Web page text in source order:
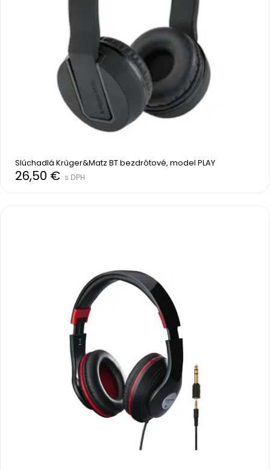
Slúchadlá Krűger&Matz BT bezdrôtové, model PLAY
26,50 € s DPH